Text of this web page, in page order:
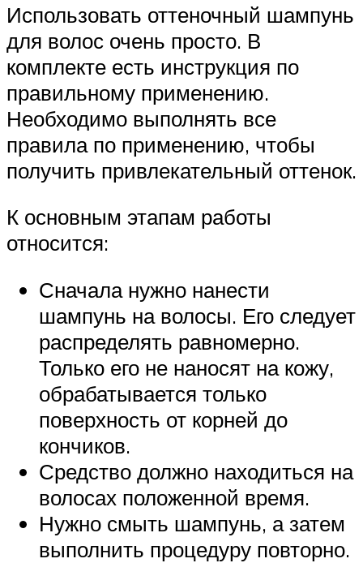
Использовать оттеночный шампунь
для волос очень просто. В
комплекте есть инструкция по
правильному применению.
Необходимо выполнять все
правила по применению, чтобы
получить привлекательный оттенок.
К основным этапам работы
относится:
Сначала нужно нанести
шампунь на волосы. Его следует
распределять равномерно.
Только его не наносят на кожу,
обрабатывается только
поверхность от корней до
кончиков.
Средство должно находиться на
волосах положенной время.
Нужно смыть шампунь, а затем
выполнить процедуру повторно.